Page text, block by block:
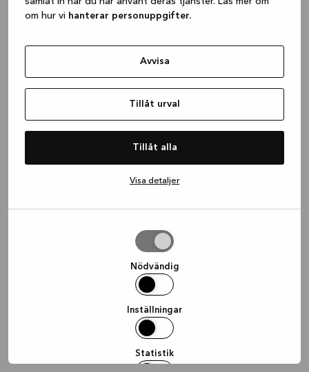
om hur vi hanterar personuppgifter.
Avvisa
Tillåt urval
Tillåt alla
Visa detaljer
Nödvändig
Inställningar
Statistik
(see the browser console for more
information).